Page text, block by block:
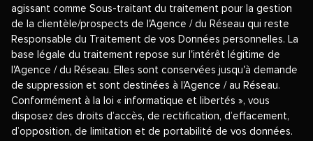
agissant comme Sous-traitant du traitement pour la gestion
de la clientèle/prospects de l'Agence / du Réseau qui reste
Responsable du Traitement de vos Données personnelles. La
base légale du traitement repose sur l'intérêt légitime de
l'Agence / du Réseau. Elles sont conservées jusqu'à demande
de suppression et sont destinées à l'Agence / au Réseau.
Conformément à la loi « informatique et libertés », vous
disposez des droits d’accès, de rectification, d’effacement,
d’opposition, de limitation et de portabilité de vos données.